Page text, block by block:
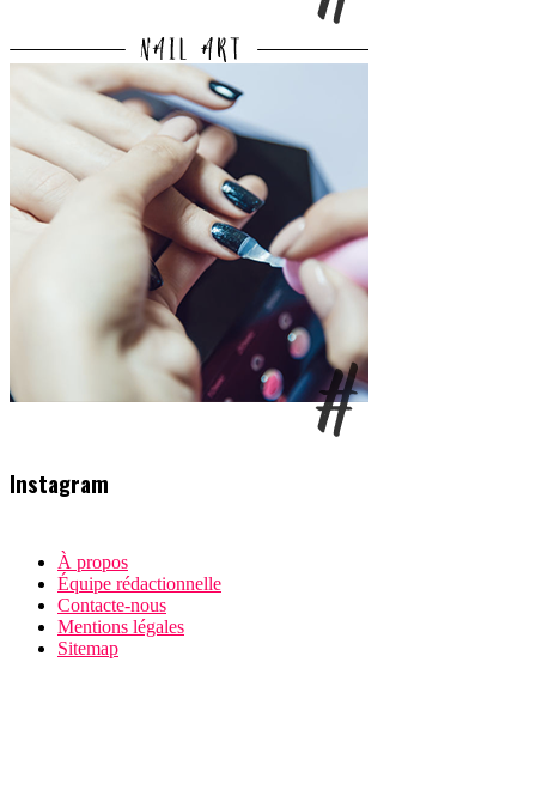
Instagram
À propos
Équipe rédactionnelle
Contacte-nous
Mentions légales
Sitemap